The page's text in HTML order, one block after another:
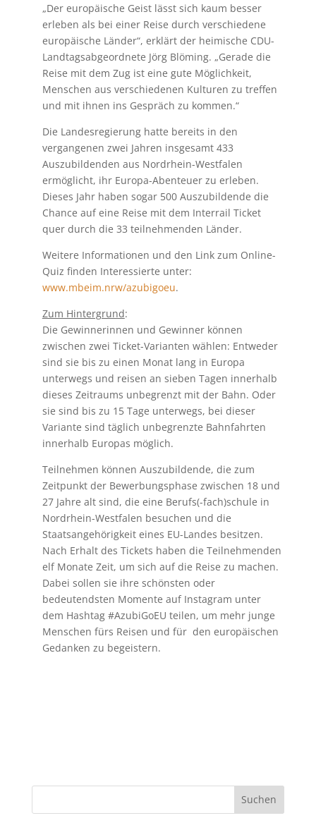
„Der europäische Geist lässt sich kaum besser
erleben als bei einer Reise durch verschiedene
europäische Länder“, erklärt der heimische CDU-
Landtagsabgeordnete Jörg Blöming. „Gerade die
Reise mit dem Zug ist eine gute Möglichkeit,
Menschen aus verschiedenen Kulturen zu treffen
und mit ihnen ins Gespräch zu kommen.“
Die Landesregierung hatte bereits in den
vergangenen zwei Jahren insgesamt 433
Auszubildenden aus Nordrhein-Westfalen
ermöglicht, ihr Europa-Abenteuer zu erleben.
Dieses Jahr haben sogar 500 Auszubildende die
Chance auf eine Reise mit dem Interrail Ticket
quer durch die 33 teilnehmenden Länder.
Weitere Informationen und den Link zum Online-
Quiz finden Interessierte unter:
www.mbeim.nrw/azubigoeu.
Zum Hintergrund:
Die Gewinnerinnen und Gewinner können
zwischen zwei Ticket-Varianten wählen: Entweder
sind sie bis zu einen Monat lang in Europa
unterwegs und reisen an sieben Tagen innerhalb
dieses Zeitraums unbegrenzt mit der Bahn. Oder
sie sind bis zu 15 Tage unterwegs, bei dieser
Variante sind täglich unbegrenzte Bahnfahrten
innerhalb Europas möglich.
Teilnehmen können Auszubildende, die zum
Zeitpunkt der Bewerbungsphase zwischen 18 und
27 Jahre alt sind, die eine Berufs(-fach)schule in
Nordrhein-Westfalen besuchen und die
Staatsangehörigkeit eines EU-Landes besitzen.
Nach Erhalt des Tickets haben die Teilnehmenden
elf Monate Zeit, um sich auf die Reise zu machen.
Dabei sollen sie ihre schönsten oder
bedeutendsten Momente auf Instagram unter
dem Hashtag #AzubiGoEU teilen, um mehr junge
Menschen fürs Reisen und für den europäischen
Gedanken zu begeistern.
Suchen